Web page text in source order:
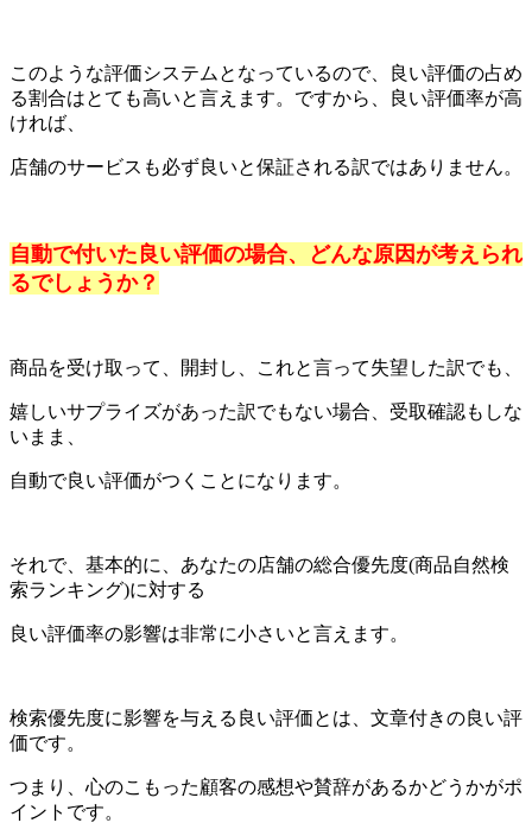
このような評価システムとなっているので、良い評価の占め
る割合はとても高いと言えます。ですから、良い評価率が高
ければ、
店舗のサービスも必ず良いと保証される訳ではありません。
自動で付いた良い評価の場合、どんな原因が考えられ
るでしょうか？
商品を受け取って、開封し、これと言って失望した訳でも、
嬉しいサプライズがあった訳でもない場合、受取確認もしな
いまま、
自動で良い評価がつくことになります。
それで、基本的に、あなたの店舗の総合優先度(商品自然検
索ランキング)に対する
良い評価率の影響は非常に小さいと言えます。
検索優先度に影響を与える良い評価とは、文章付きの良い評
価です。
つまり、心のこもった顧客の感想や賛辞があるかどうかがポ
イントです。